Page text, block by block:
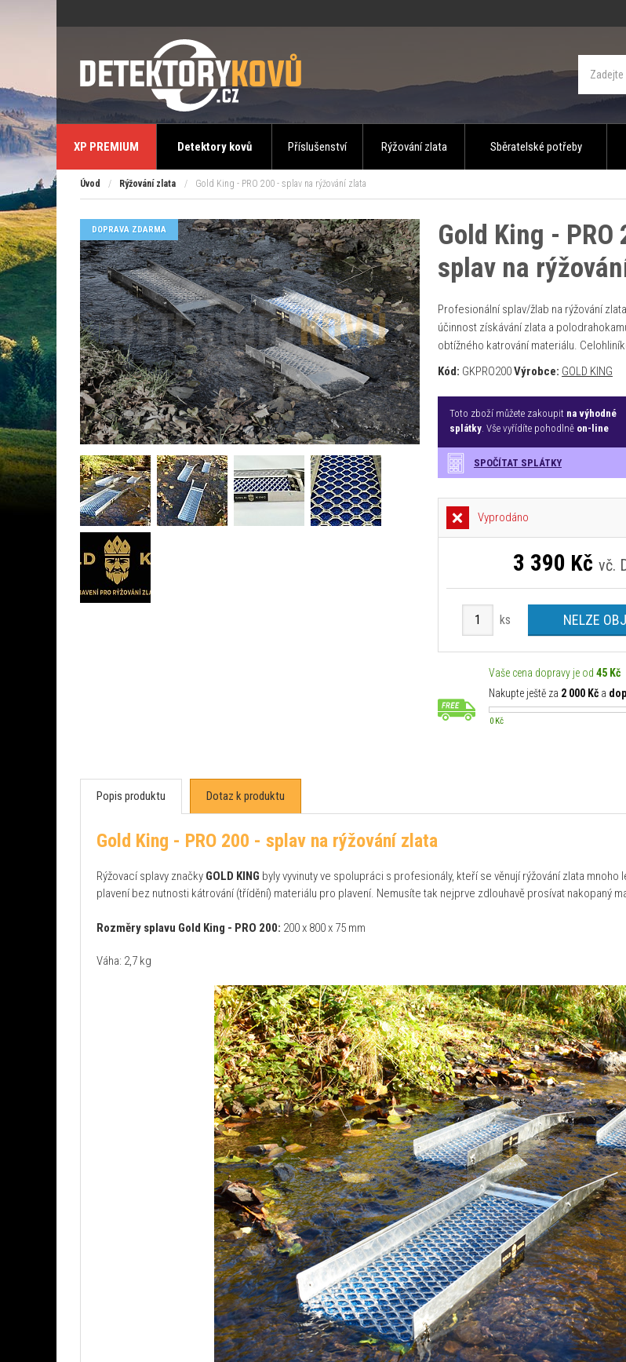
XP PREMIUM Detektory kovů Příslušenství Rýžování zlata Sběratelské potřeby
Úvod / Rýžování zlata / Gold King - PRO 200 - splav na rýžování zlata
DOPRAVA ZDARMA
Gold King - PRO
splav na
Profesionální splav/žlab na rýžování
účinnost získávání zlata a
obtížného katrování materiálu.
Kód: GKPRO200Výrobce: GOLD KING
Toto zboží můžete zakoupit na výhodné
splátky. Vše vyřídíte pohodlně on-line
SPOČÍTAT SPLÁTKY
Vyprodáno
3 390 Kč vč.
ks NELZE
Vaše cena dopravy je od 45 Kč
Nakupte ještě za 2 000 Kča
0 Kč
Popis produktu Dotaz k produktu
Gold King - PRO 200 - splav na rýžování zlata
Rýžovací splavy značky GOLD KING byly vyvinuty ve spolupráci s profesionály, kteří se věnují rýžování zlata
plavení bez nutnosti kátrování (třídění) materiálu pro plavení. Nemusíte tak nejprve zdlouhavě prosívat nakopaný
Rozměry splavu Gold King - PRO 200: 200 x 800 x 75 mm
Váha: 2,7 kg